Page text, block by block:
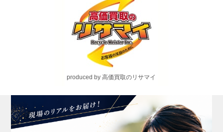
produced by 高価買取のリサマイ